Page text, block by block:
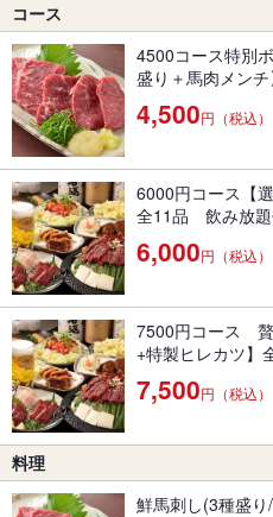
コース
4500コース特別
盛り＋馬肉メン
4,500円（税込）
6000円コース【
全11品 飲み放題
6,000円（税込）
7500円コース 贅
+特製ヒレカツ】
7,500円（税込）
料理
鮮馬刺し(3種盛